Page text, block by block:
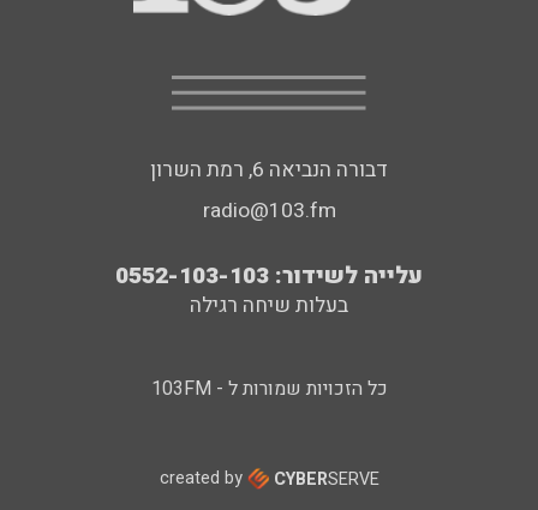
דבורה הנביאה 6, רמת השרון
radio@103.fm
עלייה לשידור: 0552-103-103
בעלות שיחה רגילה
כל הזכויות שמורות ל - 103FM
created by CYBERSERVE